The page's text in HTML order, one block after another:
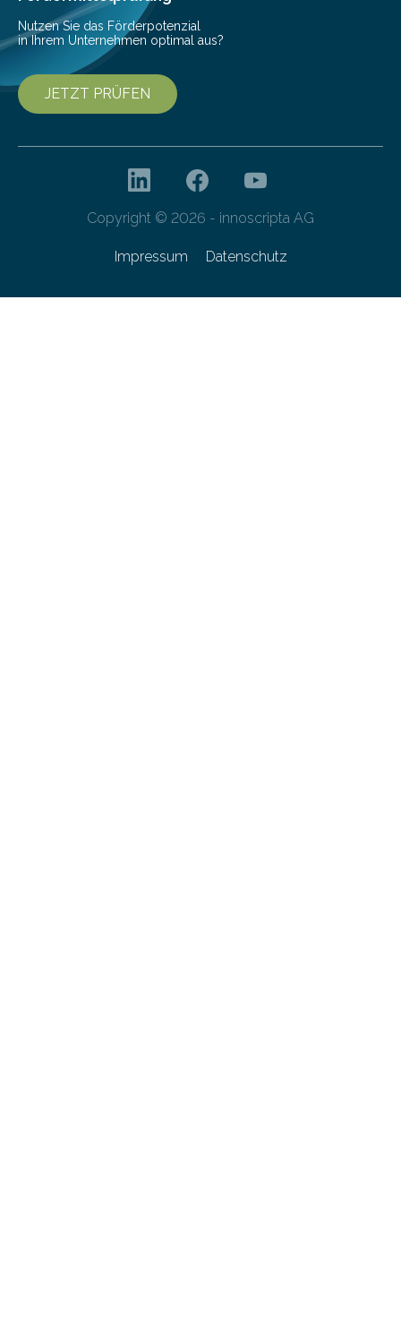
Forschungsprogramm „Datenrekonstruktion…
Nutzen Sie das Förderpotenzial
in Ihrem Unternehmen optimal aus?
JETZT PRÜFEN
Copyright © 2026 - innoscripta AG
Impressum Datenschutz